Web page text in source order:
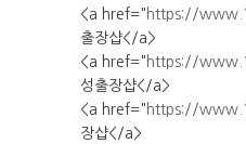
<a href=" https://
출장샵</a>
<a href=" https://
성출장샵</a>
<a href=" https://
장샵</a>